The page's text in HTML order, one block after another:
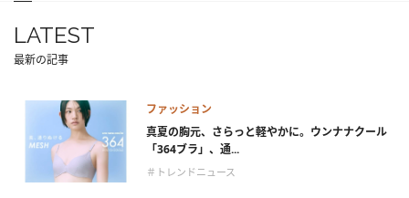
LATEST
最新の記事
ファッション
真夏の胸元、さらっと軽やかに。ウンナナクール
「364ブラ」、通...
＃トレンドニュース